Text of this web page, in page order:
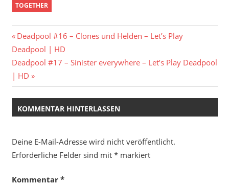
TOGETHER
Beitragsnavigation
Vorheriger
Beitrag:
Deadpool #16 – Clones und Helden – Let’s Play
Deadpool | HD
Nächster
Beitrag:
Deadpool #17 – Sinister everywhere – Let’s Play Deadpool
| HD
KOMMENTAR HINTERLASSEN
Deine E-Mail-Adresse wird nicht veröffentlicht.
Erforderliche Felder sind mit *markiert
Kommentar *